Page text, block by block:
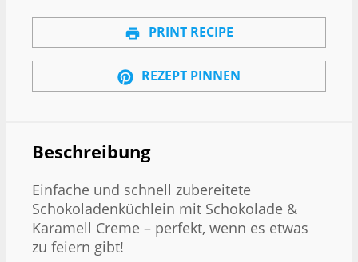
PRINT RECIPE
REZEPT PINNEN
Beschreibung
Einfache und schnell zubereitete
Schokoladenküchlein mit Schokolade &
Karamell Creme – perfekt, wenn es etwas
zu feiern gibt!